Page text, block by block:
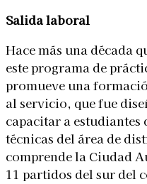
Salida laboral
Hace más una década
este programa de
promueve una
al servicio, que fue
capacitar a estudiantes
técnicas del área de
comprende la Ciudad
11 partidos del sur del